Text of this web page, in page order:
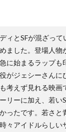
ィとSFが混ざっ
ました。登場人物
に始まるラップも
がジェシーさんに
考えず見れる映画
リーに加え、若い
ったです。若さと
々アイドルらしい